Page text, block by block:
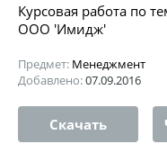
Курсовая работа по
ООО 'Имидж'
Предмет: Менеджмент
Добавлено:07.09.2016
Скачать